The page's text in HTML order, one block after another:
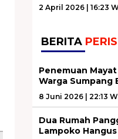
2 April 2026 | 16:23
BERITA
Penemuan
Warga Sumpang
8 Juni 2026 | 22:13
Dua Rumah
Lampoko